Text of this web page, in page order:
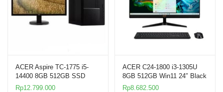
ACER Aspire TC-1775 i5-
14400 8GB 512GB SSD
Win11 21.5″ PC
Rp12.799.000
ACER C24-1800 i3-1305U
8GB 512GB Win11 24″ Black
AIO PC
Rp8.682.500